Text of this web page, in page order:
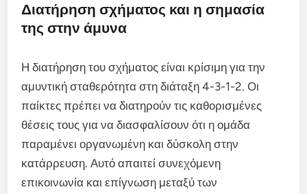
Διατήρηση σχήματος και η σημασία
της στην άμυνα
Η διατήρηση του σχήματος είναι κρίσιμη για την
αμυντική σταθερότητα στη διάταξη 4-3-1-2. Οι
παίκτες πρέπει να διατηρούν τις καθορισμένες
θέσεις τους για να διασφαλίσουν ότι η ομάδα
παραμένει οργανωμένη και δύσκολη στην
κατάρρευση. Αυτό απαιτεί συνεχόμενη
επικοινωνία και επίγνωση μεταξύ των